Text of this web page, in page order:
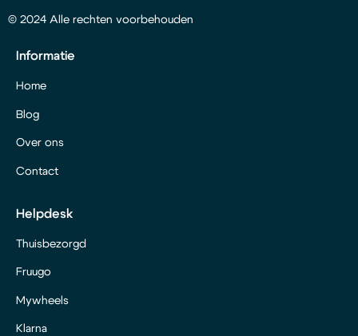
© 2024 Alle rechten voorbehouden
Informatie
Home
Blog
Over ons
Contact
Helpdesk
Thuisbezorgd
Fruugo
Mywheels
Klarna